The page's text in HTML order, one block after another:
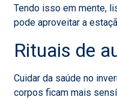
Tendo isso em mente,
pode aproveitar a
Rituais de
Cuidar da saúde no
corpos ficam mais